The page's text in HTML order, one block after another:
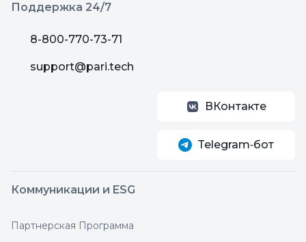
Поддержка 24/7
8-800-770-73-71
support@pari.tech
ВКонтакте
Telegram‑бот
Коммуникации и ESG
Партнерская Программа